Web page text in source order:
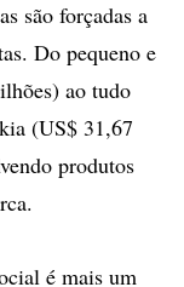
são forçadas a
Do pequeno e
ao tudo
(US$ 31,67
produtos
é mais um